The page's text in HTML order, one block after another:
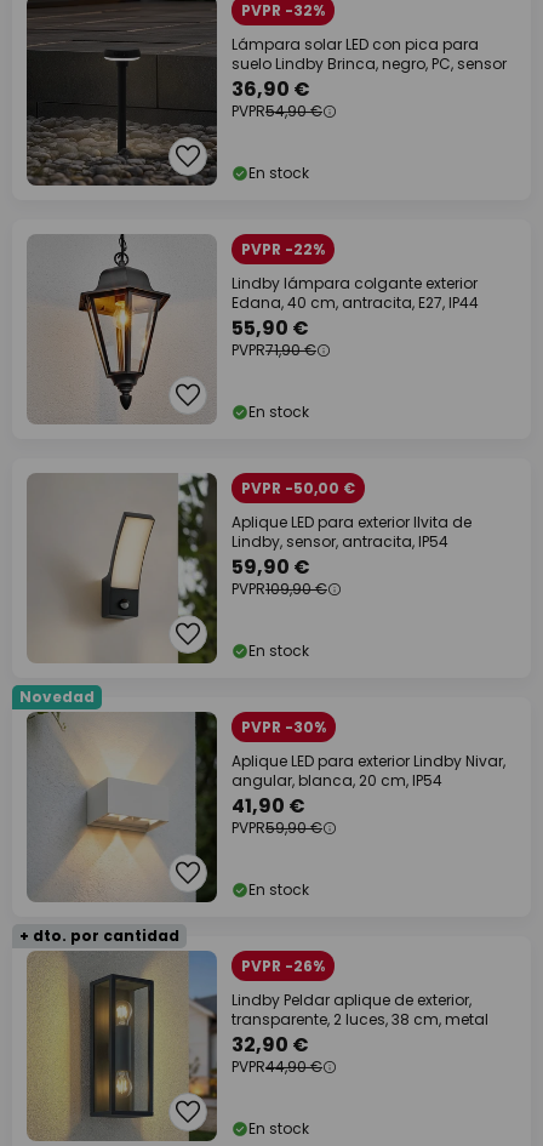
PVPR -32%
Lámpara solar LED con pica para
suelo Lindby Brinca, negro, PC, sensor
36,90 €
PVPR54,90 €
En stock
PVPR -22%
Lindby lámpara colgante exterior
Edana, 40 cm, antracita, E27, IP44
55,90 €
PVPR71,90 €
En stock
PVPR -50,00 €
Aplique LED para exterior Ilvita de
Lindby, sensor, antracita, IP54
59,90 €
PVPR109,90 €
En stock
Novedad
PVPR -30%
Aplique LED para exterior Lindby Nivar,
angular, blanca, 20 cm, IP54
41,90 €
PVPR59,90 €
En stock
+ dto. por cantidad
PVPR -26%
Lindby Peldar aplique de exterior,
transparente, 2 luces, 38 cm, metal
32,90 €
PVPR44,90 €
En stock